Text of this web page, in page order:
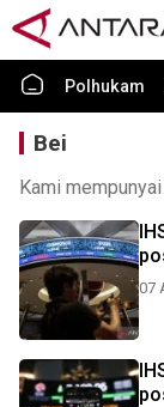
Polhukam
Bei
Kami
07